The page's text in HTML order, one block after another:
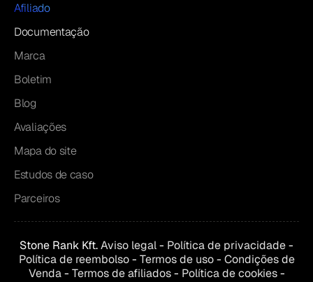
Afiliado
Documentação
Marca
Boletim
Blog
Avaliações
Mapa do site
Estudos de caso
Parceiros
Stone Rank Kft.Aviso legal- Política de privacidade-
Política de reembolso- Termos de uso- Condições de
Venda- Termos de afiliados- Política de cookies-